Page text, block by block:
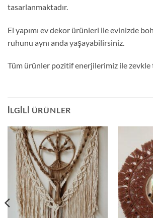
tasarlanmaktadır.
El yapımı ev dekor ürünleri ile evinizde
ruhunu aynı anda yaşayabilirsiniz.
Tüm ürünler pozitif enerjilerimiz ile zevkle
İLGILI ÜRÜNLER